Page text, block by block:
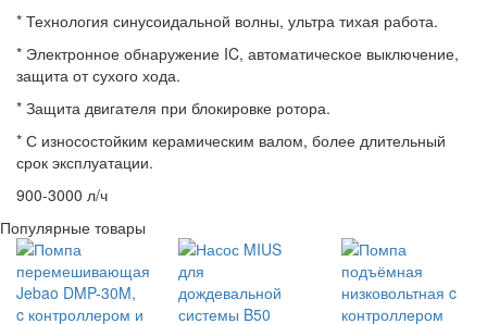
* Технология синусоидальной волны, ультра тихая работа.
* Электронное обнаружение IC, автоматическое выключение,
защита от сухого хода.
* Защита двигателя при блокировке ротора.
* С износостойким керамическим валом, более длительный
срок эксплуатации.
900-3000 л/ч
Популярные товары